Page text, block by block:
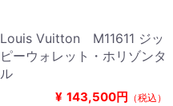
Louis Vuitton M11611 ジッ
ピーウォレット・ホリゾンタ
ル
¥ 143,500円 （税込）